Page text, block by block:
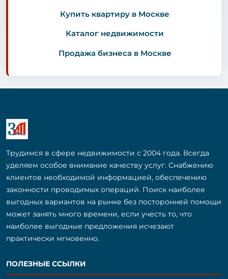
Купить квартиру в Москве
Каталог недвижимости
Продажа бизнеса в Москве
Трудимся в сфере недвижимости с 2004 года. Всегда
уделяем особое внимание качеству услуг. Снабжению
клиентов необходимой информацией, обеспечению
законности проводимых операций. Поиск наиболее
выгодных вариантов на рынке без посторонней помощи
может занять много времени, если учесть то, что
наиболее выгодные предложения исчезают
практически мгновенно.
ПОЛЕЗНЫЕ ССЫЛКИ